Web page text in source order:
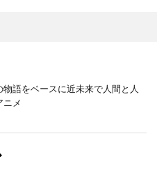
語をベースに近未来で人間と人
ニメ